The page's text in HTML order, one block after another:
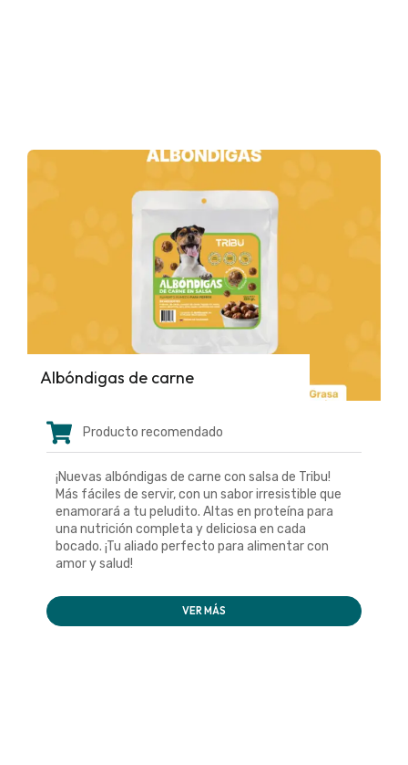
Albóndigas de carne
Producto recomendado
¡Nuevas albóndigas de carne con salsa de Tribu!
Más fáciles de servir, con un sabor irresistible que
enamorará a tu peludito. Altas en proteína para
una nutrición completa y deliciosa en cada
bocado. ¡Tu aliado perfecto para alimentar con
amor y salud!
VER MÁS